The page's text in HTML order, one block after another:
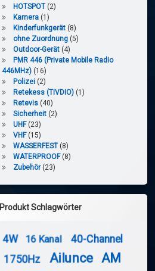
HOTSPOT (2)
Kamera (1)
Kinderfunkgerät (8)
ohne Zuordnung (5)
Outdoor-Gerät (4)
PMR 446 (Private Mobile Radio
446MHz) (16)
Polizei (2)
Retekess (TIVDIO) (1)
Retevis (40)
Sicherheit (2)
UHF (23)
VHF (15)
WASSERFEST (8)
WATERPROOF (8)
Zubehör (23)
Produkt Schlagwörter
4W 16 Kanal
40-Channel
1750Hz
Ailunce AM